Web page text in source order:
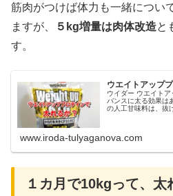
筋肉がつけば体力も一緒につい
ますが、
５kg増量は肉体改造と
す。
ウエイトアップ
ウイダー ウエイト
バンスに太る効果は
の人工甘味料は、抜
のを食べると、お腹
るのか？
www.iroda-tulyaganova.com
１カ月で10kgって、太